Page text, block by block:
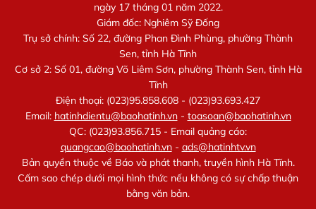
ngày 17 tháng 01 năm 2022.
Giám đốc: Nghiêm Sỹ Đống
Trụ sở chính: Số 22, đường Phan Đình Phùng, phường Thành
Sen, tỉnh Hà Tĩnh
Cơ sở 2: Số 01, đường Võ Liêm Sơn, phường Thành Sen, tỉnh Hà
Tĩnh
Điện thoại: (023)95.858.608 - (023)93.693.427
Email: hatinhdientu@baohatinh.vn- toasoan@baohatinh.vn
QC: (023)93.856.715 - Email quảng cáo:
quangcao@baohatinh.vn- ads@hatinhtv.vn
Bản quyền thuộc về Báo và phát thanh, truyền hình Hà Tĩnh.
Cấm sao chép dưới mọi hình thức nếu không có sự chấp thuận
bằng văn bản.